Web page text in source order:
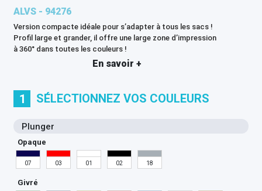
ALVS - 94276
Version compacte idéale pour s’adapter à tous les sacs !
Profil large et grander, il offre une large zone d’impression
à 360° dans toutes les couleurs !
En savoir +
1 SÉLECTIONNEZ VOS COULEURS
Plunger
Opaque
07 03 01 02 18
Givré